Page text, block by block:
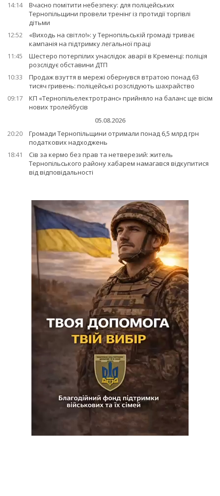
14:14
Вчасно помітити небезпеку: для поліцейських
Тернопільщини провели тренінг із протидії торгівлі
дітьми
12:52
«Виходь на світло!»: у Тернопільській громаді триває
кампанія на підтримку легальної праці
11:45
Шестеро потерпілих унаслідок аварії в Кременці: поліція
розслідує обставини ДТП
10:33
Продаж взуття в мережі обернувся втратою понад 63
тисяч гривень: поліцейські розслідують шахрайство
09:17
КП «Тернопільелектротранс» прийняло на баланс ще вісім
нових тролейбусів
05.08.2026
20:20
Громади Тернопільщини отримали понад 6,5 млрд грн
податкових надходжень
18:41
Сів за кермо без прав та нетверезий: житель
Тернопільського району хабарем намагався відкупитися
від відповідальності